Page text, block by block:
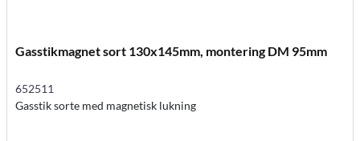
Gasstikmagnet sort 130x145mm, montering DM 95mm
652511
Gasstik sorte med magnetisk lukning